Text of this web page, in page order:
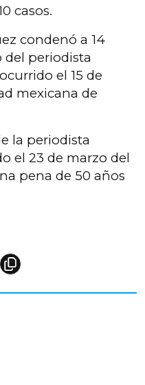
casos.
condenó a 14
del periodista
el 15 de
mexicana de
la periodista
el 23 de marzo del
pena de 50 años